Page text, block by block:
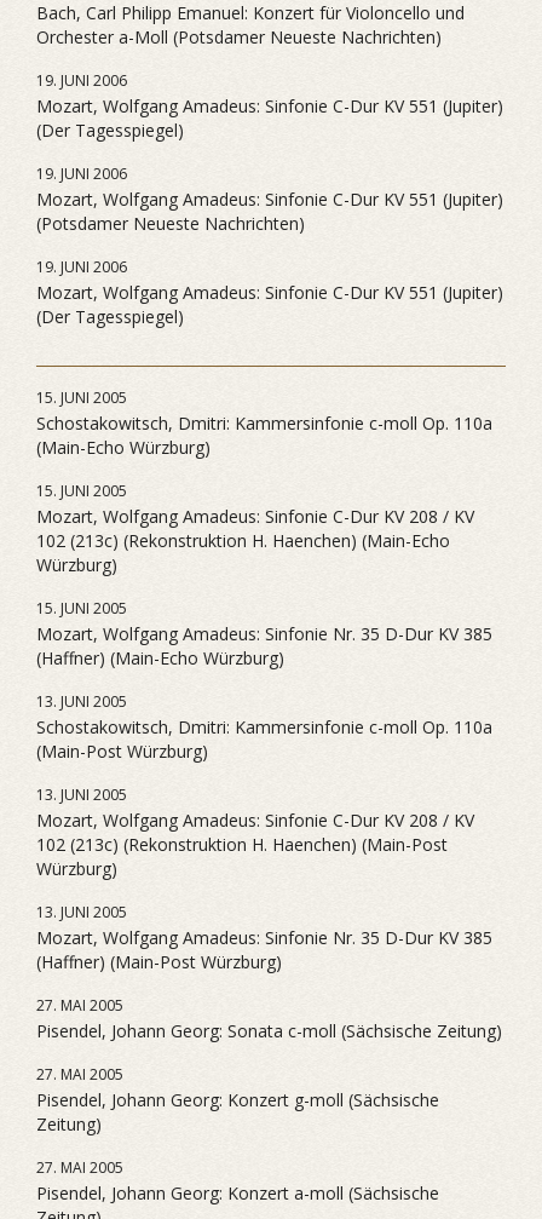
Bach, Carl Philipp Emanuel: Konzert für Violoncello und
Orchester a-Moll (Potsdamer Neueste Nachrichten)
19. JUNI 2006
Mozart, Wolfgang Amadeus: Sinfonie C-Dur KV 551 (Jupiter)
(Der Tagesspiegel)
19. JUNI 2006
Mozart, Wolfgang Amadeus: Sinfonie C-Dur KV 551 (Jupiter)
(Potsdamer Neueste Nachrichten)
19. JUNI 2006
Mozart, Wolfgang Amadeus: Sinfonie C-Dur KV 551 (Jupiter)
(Der Tagesspiegel)
15. JUNI 2005
Schostakowitsch, Dmitri: Kammersinfonie c-moll Op. 110a
(Main-Echo Würzburg)
15. JUNI 2005
Mozart, Wolfgang Amadeus: Sinfonie C-Dur KV 208 / KV
102 (213c) (Rekonstruktion H. Haenchen) (Main-Echo
Würzburg)
15. JUNI 2005
Mozart, Wolfgang Amadeus: Sinfonie Nr. 35 D-Dur KV 385
(Haffner) (Main-Echo Würzburg)
13. JUNI 2005
Schostakowitsch, Dmitri: Kammersinfonie c-moll Op. 110a
(Main-Post Würzburg)
13. JUNI 2005
Mozart, Wolfgang Amadeus: Sinfonie C-Dur KV 208 / KV
102 (213c) (Rekonstruktion H. Haenchen) (Main-Post
Würzburg)
13. JUNI 2005
Mozart, Wolfgang Amadeus: Sinfonie Nr. 35 D-Dur KV 385
(Haffner) (Main-Post Würzburg)
27. MAI 2005
Pisendel, Johann Georg: Sonata c-moll (Sächsische Zeitung)
27. MAI 2005
Pisendel, Johann Georg: Konzert g-moll (Sächsische
Zeitung)
27. MAI 2005
Pisendel, Johann Georg: Konzert a-moll (Sächsische